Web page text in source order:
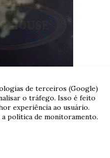
de terceiros (Google)
o tráfego. Isso é feito
experiência ao usuário.
a política de monitoramento.